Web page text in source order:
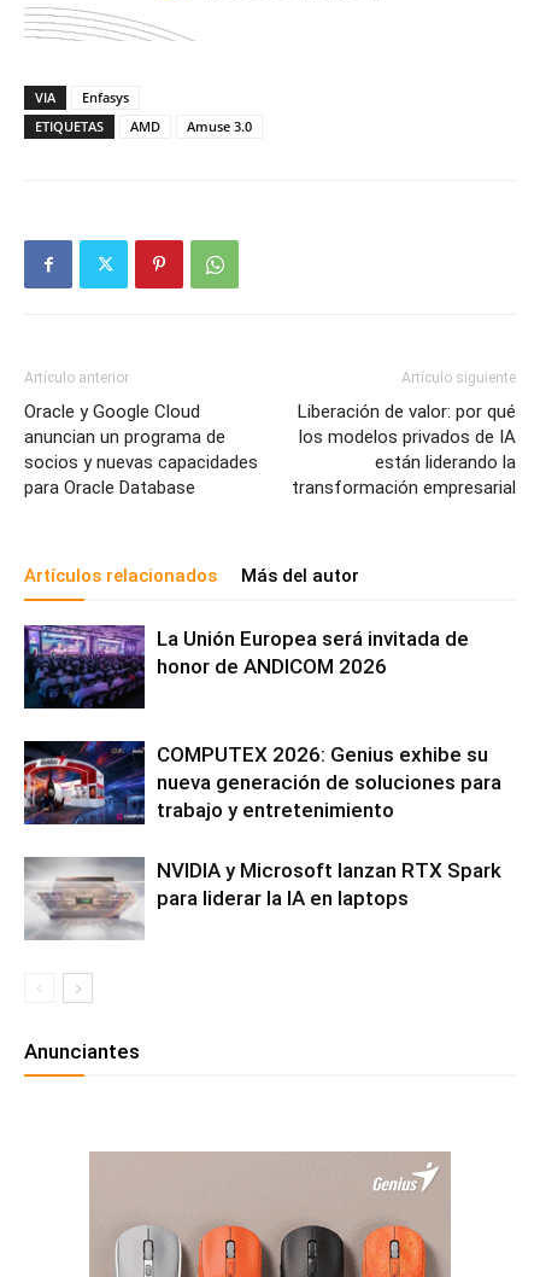
VIA
Enfasys
ETIQUETAS
AMD Amuse 3.0
Artículo anterior
Oracle y Google Cloud
anuncian un programa de
socios y nuevas capacidades
para Oracle Database
Artículo siguiente
Liberación de valor: por qué
los modelos privados de IA
están liderando la
transformación empresarial
Artículos relacionados Más del autor
La Unión Europea será invitada de
honor de ANDICOM 2026
COMPUTEX 2026: Genius exhibe su
nueva generación de soluciones para
trabajo y entretenimiento
NVIDIA y Microsoft lanzan RTX Spark
para liderar la IA en laptops
Anunciantes